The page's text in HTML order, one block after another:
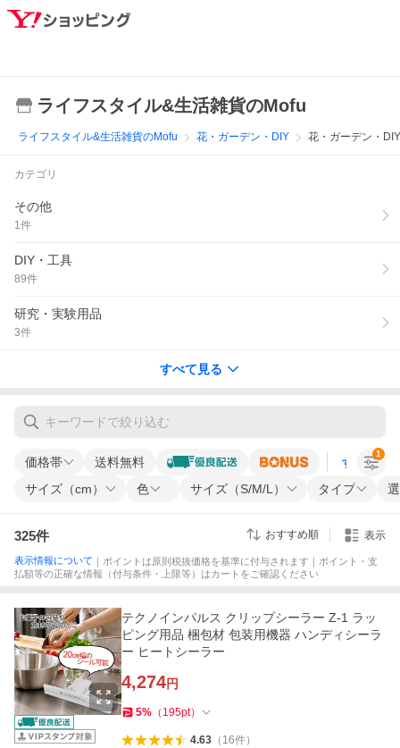
ライフスタイル&生活雑貨のMofu
ライフスタイル&生活雑貨のMofu 花・ガーデン・DIY 花・ガーデン・DIY
カテゴリ
その他
1件
DIY・工具
89件
研究・実験用品
3件
すべて見る
価格帯 送料無料 すべての条
サイズ（cm） 色 サイズ（S/M/L） タイプ
1
325件 おすすめ順 表示
表示情報について ｜ポイントは原則税抜価格を基準に付与されます｜ポイント・支
払額等の正確な情報（付与条件・上限等）はカートをご確認ください
テクノインパルス クリップシーラー Z-1 ラッ
ピング用品 梱包材 包装用機器 ハンディシーラ
ー ヒートシーラー
4,274円
5% （ 195pt）
4.63（ 16件）